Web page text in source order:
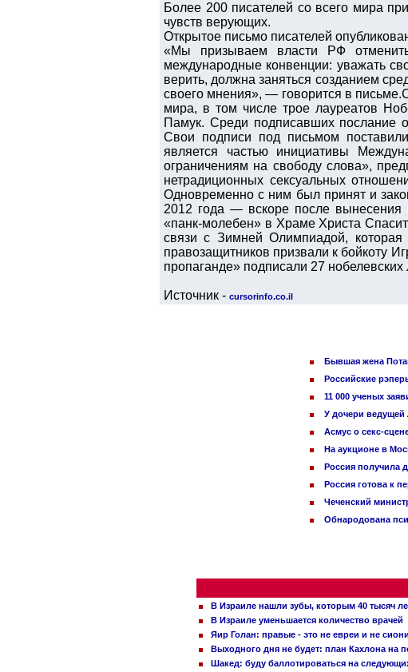
Более 200 писателей со всего мира
чувств верующих.
Открытое письмо писателей
«Мы призываем власти РФ
международные конвенции: уважать
верить, должна заняться созданием
своего мнения», — говорится в
мира, в том числе трое лауреатов
Памук. Среди подписавших
Свои подписи под письмом
является частью инициативы
ограничениям на свободу слова»,
нетрадиционных сексуальных
Одновременно с ним был принят и
2012 года — вскоре после вынесения
«панк-молебен» в Храме Христа
связи с Зимней Олимпиадой,
правозащитников призвали к бойкоту
пропаганде» подписали 27 нобелевских
Источник - cursorinfo.co.il
Бывшая жена
Российские
11 000 ученых
У дочери ведущей
Асмус о секс-
На аукционе в
Россия получила
Россия готова к
Чеченский
Обнародована
В Израиле нашли зубы, которым 40 тысяч
В Израиле уменьшается количество врачей
Яир Голан: правые - это не евреи и не
Выходного дня не будет: план Кахлона на
Шакед: буду баллотироваться на